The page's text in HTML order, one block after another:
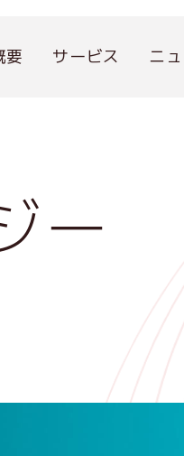
要 サービス ニ
ー